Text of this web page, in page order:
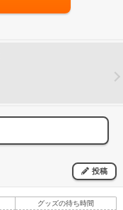
投稿
グッズの待ち時間